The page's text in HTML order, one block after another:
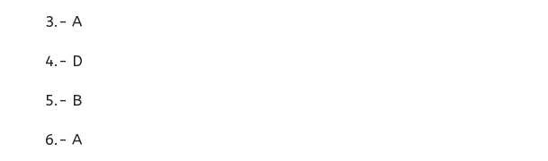
3.- A
4.- D
5.- B
6.- A